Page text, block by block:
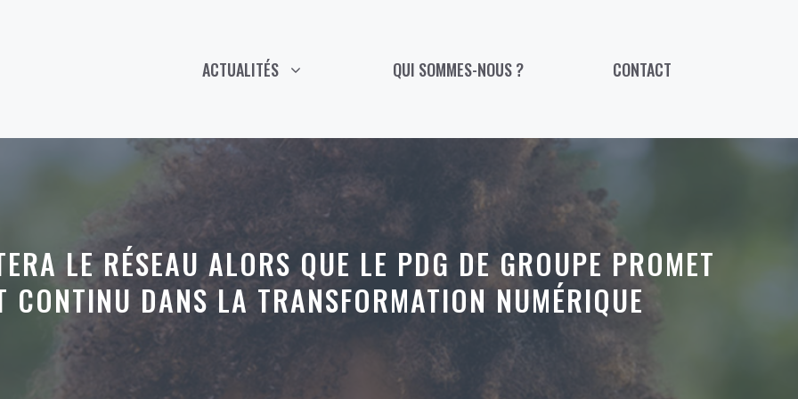
ACTUALITÉS QUI SOMMES-NOUS ? CONTACT
LE RÉSEAU ALORS QUE LE PDG DE GROUPE PROMET
CONTINU DANS LA TRANSFORMATION NUMÉRIQUE